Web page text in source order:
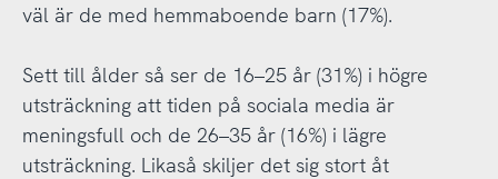
väl är de med hemmaboende barn (17%).
Sett till ålder så ser de 16–25 år (31%) i högre
utsträckning att tiden på sociala media är
meningsfull och de 26–35 år (16%) i lägre
utsträckning. Likaså skiljer det sig stort åt